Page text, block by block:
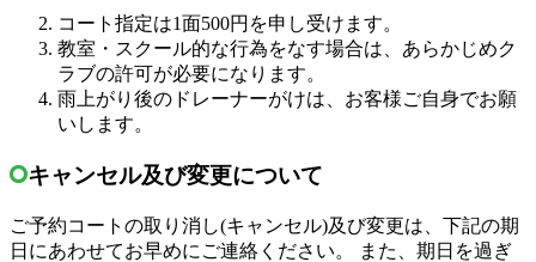
コート指定は1面500円を申し受けます。
教室・スクール的な行為をなす場合は、あらかじめク
ラブの許可が必要になります。
雨上がり後のドレーナーがけは、お客様ご自身でお願
いします。
キャンセル及び変更について
ご予約コートの取り消し(キャンセル)及び変更は、下記の期
日にあわせてお早めにご連絡ください。 また、期日を過ぎ